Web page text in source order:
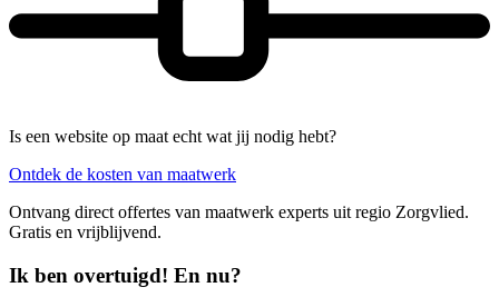
Is een website op maat echt wat jij nodig hebt?
Ontdek de kosten van maatwerk
Ontvang direct offertes van maatwerk experts uit regio Zorgvlied.
Gratis en vrijblijvend.
Ik ben overtuigd! En nu?